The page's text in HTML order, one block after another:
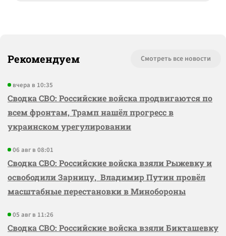
Рекомендуем Смотреть все новости
вчера в 10:35
Сводка СВО: Российские войска продвигаются по
всем фронтам, Трамп нашёл прогресс в
украинском урегулировании
06 авг в 08:01
Сводка СВО: Российские войска взяли Рыжевку и
освободили Зарницу, Владимир Путин провёл
масштабные перестановки в Минобороны
05 авг в 11:26
Сводка СВО: Российские войска взяли Бикташевку